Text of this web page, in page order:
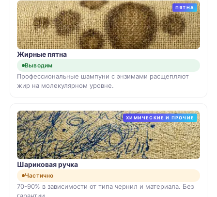
ПЯТНА
Жирные пятна
Выводим
Профессиональные шампуни с энзимами расщепляют
жир на молекулярном уровне.
ХИМИЧЕСКИЕ И ПРОЧИЕ
Шариковая ручка
Частично
70-90% в зависимости от типа чернил и материала. Без